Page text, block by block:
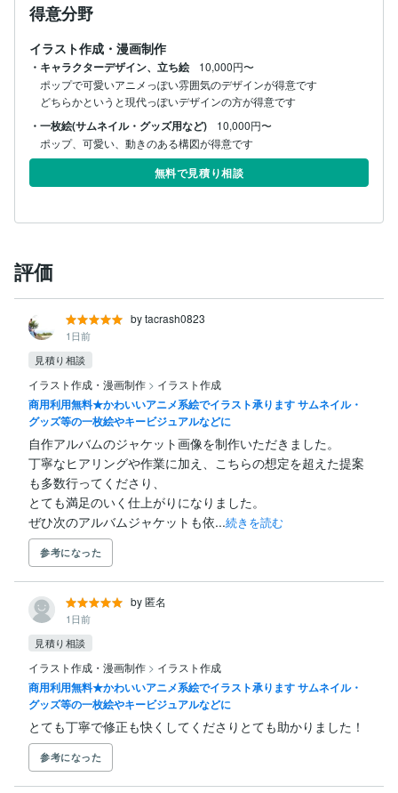
得意分野
イラスト作成・漫画制作
・キャラクターデザイン、立ち絵
10,000円〜
ポップで可愛いアニメっぽい雰囲気のデザインが得意です
・一枚絵(サムネイル・グッズ用など)
10,000円〜
ポップ、可愛い、動きのある構図が得意です
無料で見積り相談
評価
by tacrash0823
1日前
見積り相談
イラスト作成・漫画制作 > イラスト作成
商用利用無料★かわいいアニメ系絵でイラスト承ります サムネイル・
グッズ等の一枚絵やキービジュアルなどに
自作アルバムのジャケット画像を制作いただきました。
丁寧なヒアリングや作業に加え、こちらの想定を超えた提案
も多数行ってくださり、
とても満足のいく仕上がりになりました。
ぜひ次のアルバムジャケットも依...続きを読む
参考になった
by 匿名
1日前
見積り相談
イラスト作成・漫画制作 > イラスト作成
商用利用無料★かわいいアニメ系絵でイラスト承ります サムネイル・
グッズ等の一枚絵やキービジュアルなどに
とても丁寧で修正も快くしてくださりとても助かりました！
参考になった